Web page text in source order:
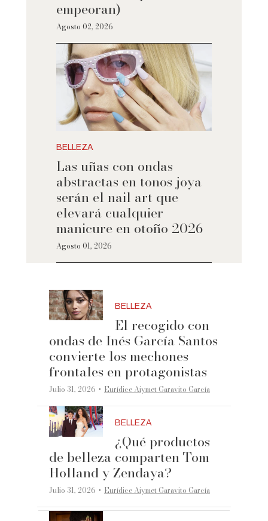
empeoran)
Agosto 02, 2026
BELLEZA
Las uñas con ondas
abstractas en tonos joya
serán el nail art que
elevará cualquier
manicure en otoño 2026
Agosto 01, 2026
BELLEZA
El recogido con
ondas de Inés García Santos
convierte los mechones
frontales en protagonistas
Julio 31, 2026 ·Eurídice Aiymet Garavito García
BELLEZA
¿Qué productos
de belleza comparten Tom
Holland y Zendaya?
Julio 31, 2026 ·Eurídice Aiymet Garavito García